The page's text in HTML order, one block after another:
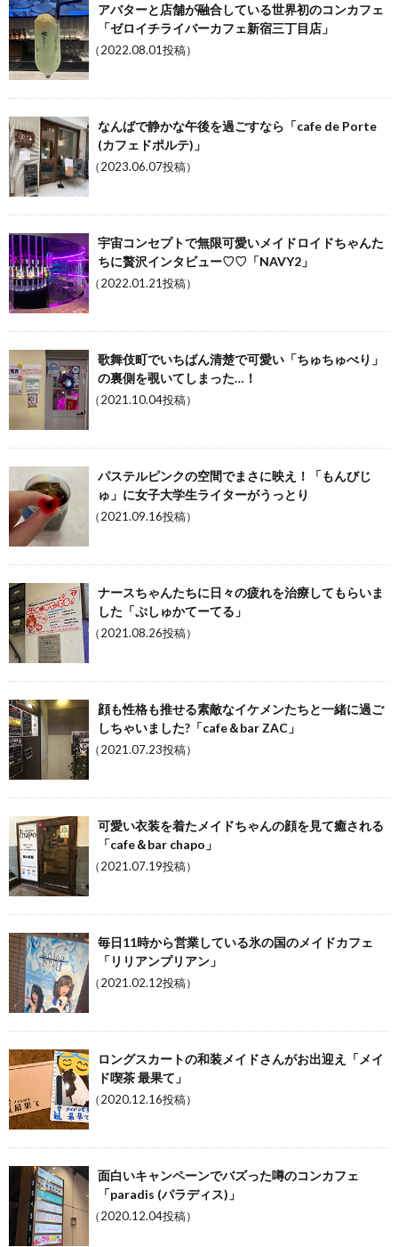
アバターと店舗が融合している世界初のコンカフェ
「ゼロイチライバーカフェ新宿三丁目店」
（2022.08.01投稿）
なんばで静かな午後を過ごすなら「cafe de Porte
(カフェドポルテ)」
（2023.06.07投稿）
宇宙コンセプトで無限可愛いメイドロイドちゃんた
ちに贅沢インタビュー♡♡「NAVY2」
（2022.01.21投稿）
歌舞伎町でいちばん清楚で可愛い「ちゅちゅべり」
の裏側を覗いてしまった…！
（2021.10.04投稿）
パステルピンクの空間でまさに映え！「もんびじ
ゅ」に女子大学生ライターがうっとり
（2021.09.16投稿）
ナースちゃんたちに日々の疲れを治療してもらいま
した「ぷしゅかてーてる」
（2021.08.26投稿）
顔も性格も推せる素敵なイケメンたちと一緒に過ご
しちゃいました?「cafe＆bar ZAC」
（2021.07.23投稿）
可愛い衣装を着たメイドちゃんの顔を見て癒される
「cafe＆bar chapo」
（2021.07.19投稿）
毎日11時から営業している氷の国のメイドカフェ
「リリアンプリアン」
（2021.02.12投稿）
ロングスカートの和装メイドさんがお出迎え「メイ
ド喫茶 最果て」
（2020.12.16投稿）
面白いキャンペーンでバズった噂のコンカフェ
「paradis (パラディス)」
（2020.12.04投稿）